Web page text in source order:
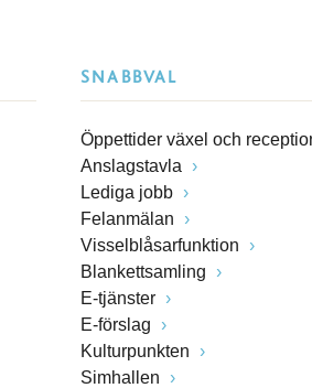
SNABBVAL
Öppettider växel och
Anslagstavla
Lediga jobb
Felanmälan
Visselblåsarfunktion
Blankettsamling
E-tjänster
E-förslag
Kulturpunkten
Simhallen